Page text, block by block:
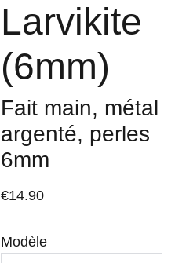
Larvikite
(6mm)
Fait main, métal
argenté, perles
6mm
€14.90
Modèle